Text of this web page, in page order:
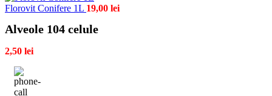
Florovit Conifere 1L 19,00 lei
Alveole 104 celule
2,50 lei